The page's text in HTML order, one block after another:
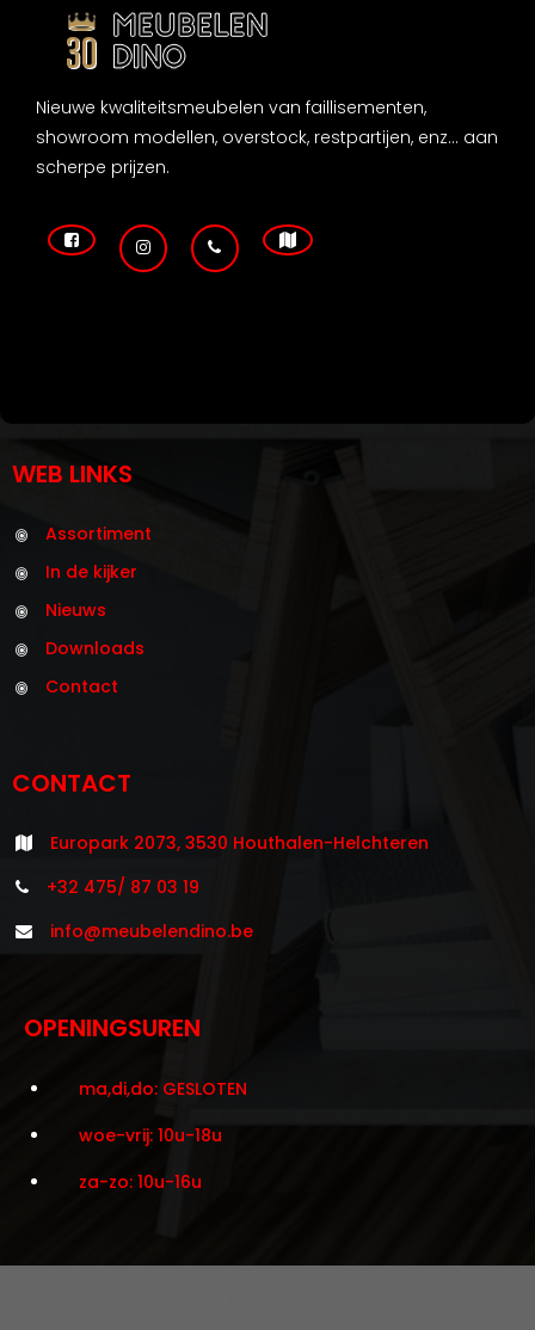
Nieuwe kwaliteitsmeubelen van faillisementen,
showroom modellen, overstock, restpartijen, enz... aan
scherpe prijzen.
WEB LINKS
Assortiment
In de kijker
Nieuws
Downloads
Contact
CONTACT
Europark 2073, 3530 Houthalen-Helchteren
+32 475/ 87 03 19
info@meubelendino.be
OPENINGSUREN
ma,di,do: GESLOTEN
woe-vrij: 10u-18u
za-zo: 10u-16u